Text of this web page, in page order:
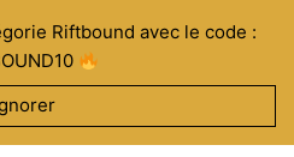
Riftbound avec le code :